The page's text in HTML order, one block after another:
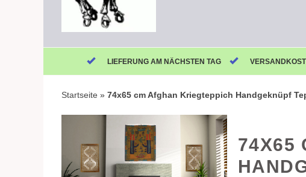
LIEFERUNG AM NÄCHSTEN TAG
Startseite » 74x65 cm Afghan Kriegteppich Handgeknüpf
74X65